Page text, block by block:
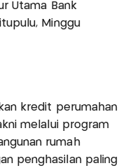
Utama Bank
Minggu
kredit perumahan
melalui program
rumah
penghasilan paling